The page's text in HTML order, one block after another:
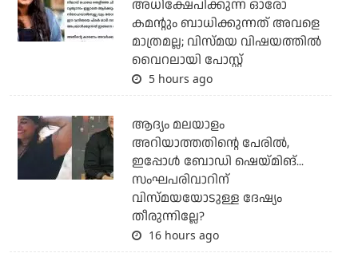
അധിക്ഷേപിക്കുന്ന ഓരോ
കമന്റും ബാധിക്കുന്നത് അവളെ
മാത്രമല്ല; വിസ്മയ വിഷയത്തില്‍
വൈറലായി പോസ്റ്റ്
5 hours ago
ആദ്യം മലയാളം
അറിയാത്തതിന്റെ പേരില്‍,
ഇപ്പോള്‍ ബോഡി ഷെയ്മിങ്...
സംഘപരിവാറിന്
വിസ്മയയോടുള്ള ദേഷ്യം
തീരുന്നില്ലേ?
16 hours ago